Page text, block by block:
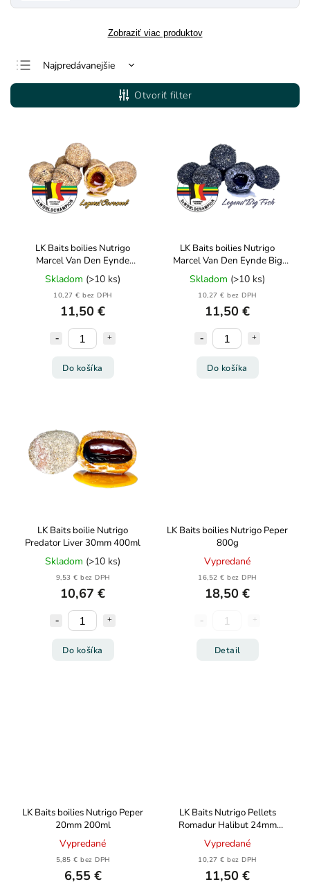
Zobraziť viac produktov
Najpredávanejšie
Najlacnejšie
Najdrahšie
Otvoriť filter
LK Baits boilies Nutrigo
Marcel Van Den Eynde
Caramel 20mm 150ml
Skladom (>10 ks)
10,27 € bez DPH
11,50 €
Do košíka
LK Baits boilies Nutrigo
Marcel Van Den Eynde Big
Fish 20mm 150ml
Skladom (>10 ks)
10,27 € bez DPH
11,50 €
Do košíka
LK Baits boilie Nutrigo
Predator Liver 30mm 400ml
Skladom (>10 ks)
9,53 € bez DPH
10,67 €
Do košíka
LK Baits boilies Nutrigo Peper
800g
Vypredané
16,52 € bez DPH
18,50 €
Detail
LK Baits boilies Nutrigo Peper
20mm 200ml
Vypredané
5,85 € bez DPH
6,55 €
LK Baits Nutrigo Pellets
Romadur Halibut 24mm
250ml
Vypredané
10,27 € bez DPH
11,50 €